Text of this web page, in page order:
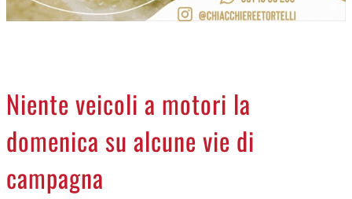
Niente veicoli a motori la
domenica su alcune vie di
campagna